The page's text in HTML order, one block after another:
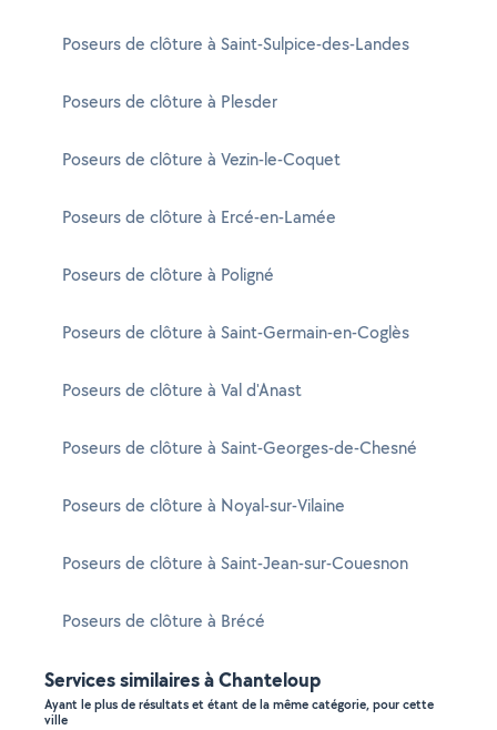
Poseurs de clôture à Saint-Sulpice-des-Landes
Poseurs de clôture à Plesder
Poseurs de clôture à Vezin-le-Coquet
Poseurs de clôture à Ercé-en-Lamée
Poseurs de clôture à Poligné
Poseurs de clôture à Saint-Germain-en-Coglès
Poseurs de clôture à Val d'Anast
Poseurs de clôture à Saint-Georges-de-Chesné
Poseurs de clôture à Noyal-sur-Vilaine
Poseurs de clôture à Saint-Jean-sur-Couesnon
Poseurs de clôture à Brécé
Services similaires à Chanteloup
Ayant le plus de résultats et étant de la même catégorie, pour cette
ville